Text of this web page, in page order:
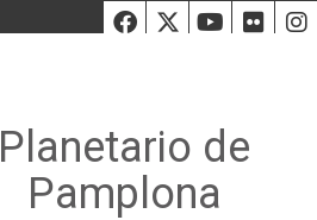
Facebook
Twiiter
Planetario de
Pamplona